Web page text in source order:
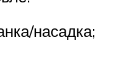
насадка;